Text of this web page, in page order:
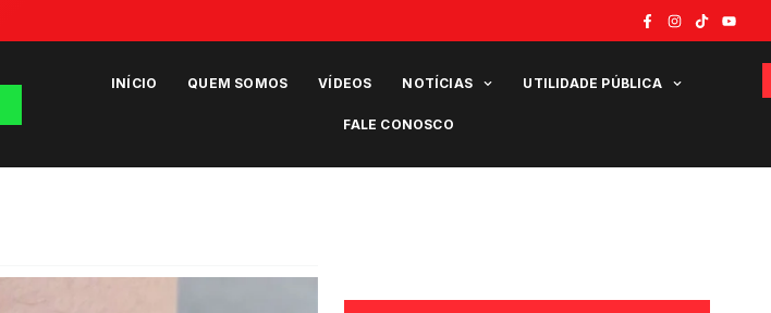
INÍCIO QUEM SOMOS VÍDEOS NOTÍCIAS UTILIDADE PÚBLICA
FALE CONOSCO